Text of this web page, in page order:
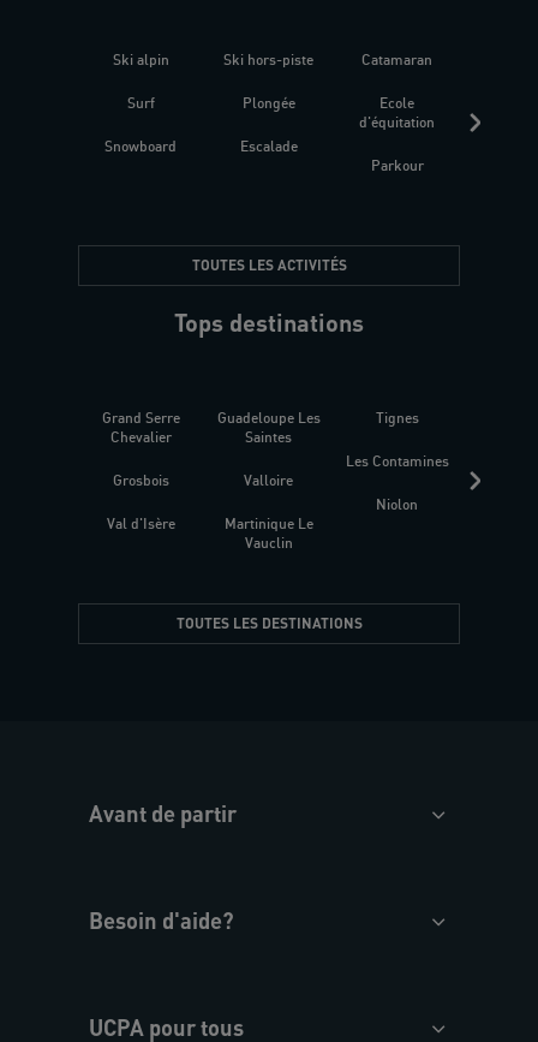
Ski alpin
Surf
Snowboard
Ski hors-piste
Plongée
Escalade
Catamaran
Ecole
d'équitation
Parkour
TOUTES LES ACTIVITÉS
Tops destinations
Grand Serre
Chevalier
Grosbois
Val d'Isère
Guadeloupe Les
Saintes
Valloire
Martinique Le
Vauclin
Tignes
Les Contamines
Niolon
TOUTES LES DESTINATIONS
Avant de partir
Besoin d'aide?
UCPA pour tous